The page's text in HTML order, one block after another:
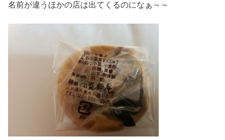
名前が違うほかの店は出てくるのになぁ～～